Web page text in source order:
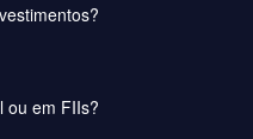
ou em FIIs?